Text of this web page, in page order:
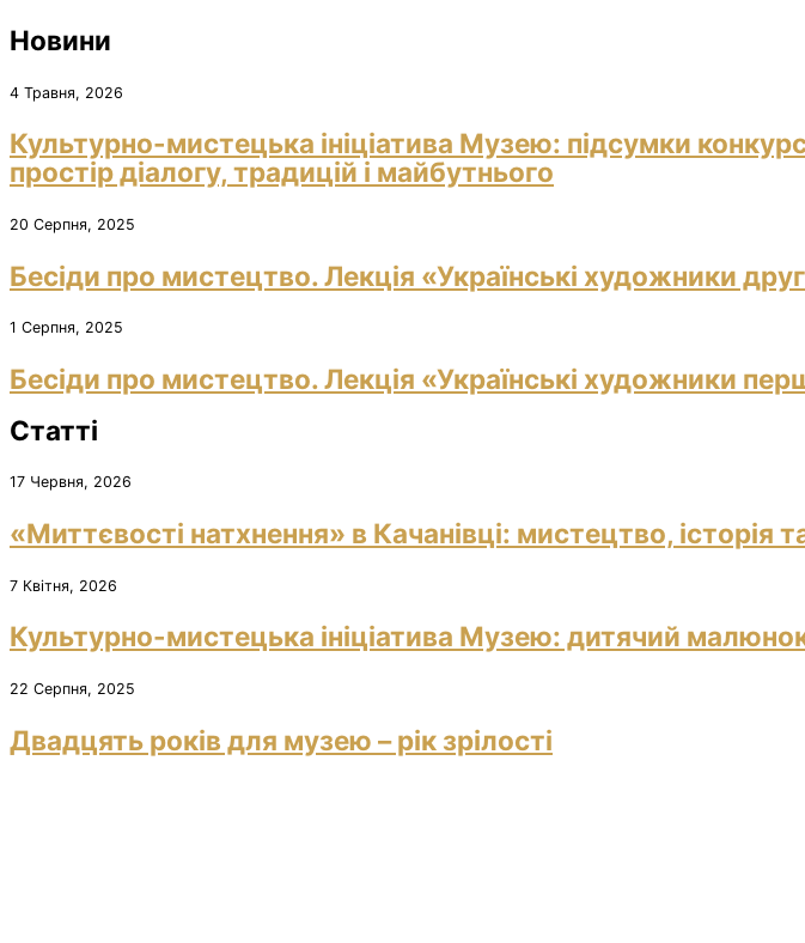
Новини
4 Травня, 2026
Культурно-мистецька ініціатива Музею: підсумки
простір діалогу, традицій і майбутнього
20 Серпня, 2025
Бесіди про мистецтво. Лекція «Українські художники
1 Серпня, 2025
Бесіди про мистецтво. Лекція «Українські художники
Статті
17 Червня, 2026
«Миттєвості натхнення» в Качанівці: мистецтво, історія
7 Квітня, 2026
Культурно-мистецька ініціатива Музею: дитячий
22 Серпня, 2025
Двадцять років для музею – рік зрілості